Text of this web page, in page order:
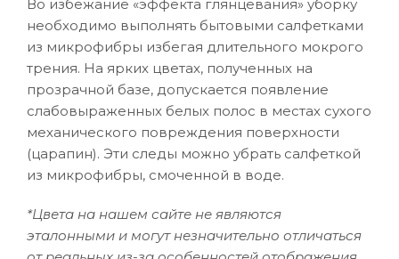
Во избежание «эффекта глянцевания» уборку
необходимо выполнять бытовыми салфетками
из микрофибры избегая длительного мокрого
трения. На ярких цветах, полученных на
прозрачной базе, допускается появление
слабовыраженных белых полос в местах сухого
механического повреждения поверхности
(царапин). Эти следы можно убрать салфеткой
из микрофибры, смоченной в воде.
*Цвета на нашем сайте не являются
эталонными и могут незначительно отличаться